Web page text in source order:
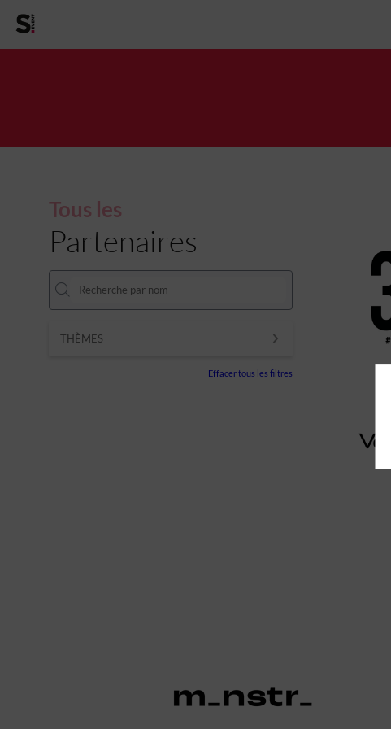
Tous les
Partenaires
THÈMES
Effacer tous les filtres